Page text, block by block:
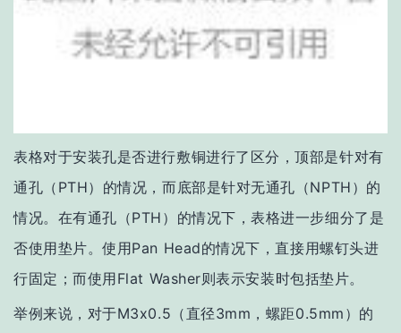
表格对于安装孔是否进行敷铜进行了区分，顶部是针对有
通孔（PTH）的情况，而底部是针对无通孔（NPTH）的
情况。在有通孔（PTH）的情况下，表格进一步细分了是
否使用垫片。使用Pan Head的情况下，直接用螺钉头进
行固定；而使用Flat Washer则表示安装时包括垫片。
举例来说，对于M3x0.5（直径3mm，螺距0.5mm）的